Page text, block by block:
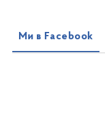
Ми в Facebook